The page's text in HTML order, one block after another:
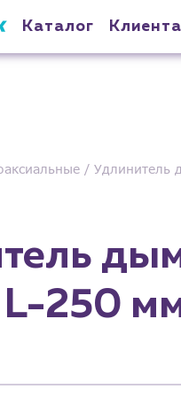
Каталог
Удлинитель
250